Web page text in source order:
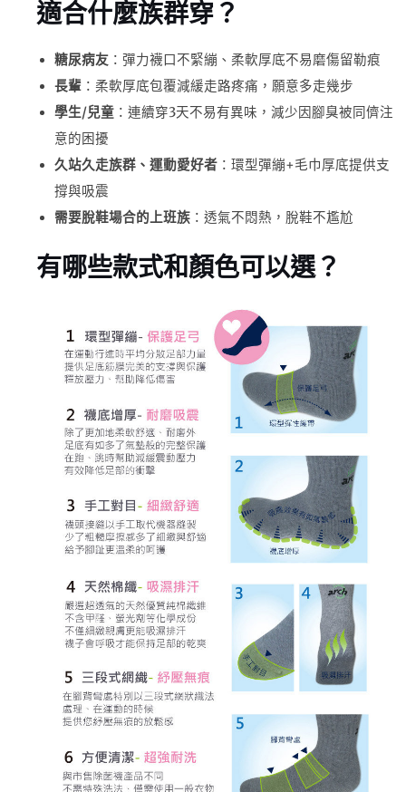
適合什麼族群穿？
糖尿病友 ：彈力襪口不緊繃、柔軟厚底不易磨傷留勒痕
長輩 ：柔軟厚底包覆減緩走路疼痛，願意多走幾步
學生/兒童 ：連續穿3天不易有異味，減少因腳臭被同儕注
意的困擾
久站久走族群、運動愛好者 ：環型彈繃+毛巾厚底提供支
撐與吸震
需要脫鞋場合的上班族 ：透氣不悶熱，脫鞋不尷尬
有哪些款式和顏色可以選？